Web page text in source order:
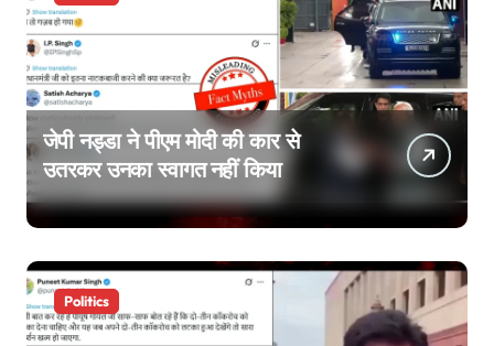
जेपी नड्डा ने पीएम मोदी की कार से
उतरकर उनका स्वागत नहीं किया
Politics